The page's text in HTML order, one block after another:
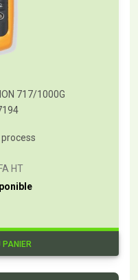
717/1000G
HT